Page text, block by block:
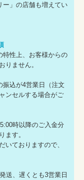
」の店舗も増えてい
特性上、お客様からの
りません。
振込が4営業日（注文
ンセルする場合がご
時以降のご入金分
ます。
ておりますので、
送、遅くとも3営業日